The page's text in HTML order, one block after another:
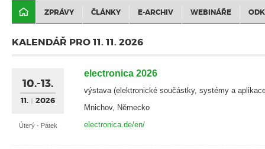
ZPRÁVY ČLÁNKY E-ARCHIV WEBINÁŘE
KALENDÁŘ PRO 11. 11. 2026
10.-13.
11. 2026
Úterý - Pátek
electronica 2026
výstava (elektronické součástky, systémy a
Mnichov, Německo
electronica.de/en/